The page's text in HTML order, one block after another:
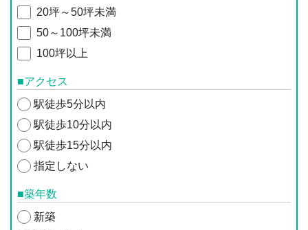
20坪～50坪未満
50～100坪未満
100坪以上
■アクセス
駅徒歩5分以内
駅徒歩10分以内
駅徒歩15分以内
指定しない
■築年数
新築